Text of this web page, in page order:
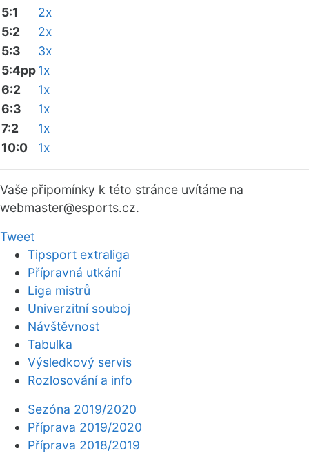
5:1
2x
5:2
2x
5:3
3x
5:4pp1x
6:2
1x
6:3
1x
7:2
1x
10:0
1x
Vaše připomínky k této stránce uvítáme na
webmaster@esports.cz.
Tweet
Tipsport extraliga
Přípravná utkání
Liga mistrů
Univerzitní souboj
Návštěvnost
Tabulka
Výsledkový servis
Rozlosování a info
Sezóna 2019/2020
Příprava 2019/2020
Příprava 2018/2019